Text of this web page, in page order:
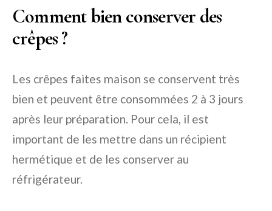
Comment bien conserver des
crêpes ?
Les crêpes faites maison se conservent très
bien et peuvent être consommées 2 à 3 jours
après leur préparation. Pour cela, il est
important de les mettre dans un récipient
hermétique et de les conserver au
réfrigérateur.